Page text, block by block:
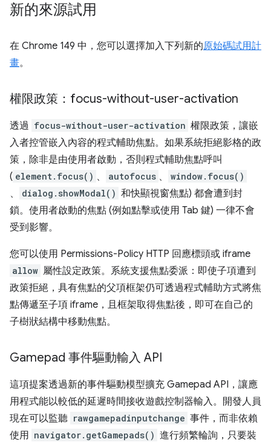
新的來源試用
在 Chrome 149 中，您可以選擇加入下列新的原始碼試用計
畫。
權限政策：focus-without-user-activation
透過 focus-without-user-activation 權限政策，讓嵌
入者控管嵌入內容的程式輔助焦點。如果系統拒絕影格的政
策，除非是由使用者啟動，否則程式輔助焦點呼叫
( element.focus() 、 autofocus 、 window.focus()
、 dialog.showModal() 和快顯視窗焦點) 都會遭到封
鎖。使用者啟動的焦點 (例如點擊或使用 Tab 鍵) 一律不會
受到影響。
您可以使用 Permissions-Policy HTTP 回應標頭或 iframe
allow 屬性設定政策。系統支援焦點委派：即使子項遭到
政策拒絕，具有焦點的父項框架仍可透過程式輔助方式將焦
點傳遞至子項 iframe，且框架取得焦點後，即可在自己的
子樹狀結構中移動焦點。
Gamepad 事件驅動輸入 API
這項提案透過新的事件驅動模型擴充 Gamepad API，讓應
用程式能以較低的延遲時間接收遊戲控制器輸入。開發人員
現在可以監聽 rawgamepadinputchange 事件，而非依賴
使用 navigator.getGamepads() 進行頻繁輪詢，只要裝